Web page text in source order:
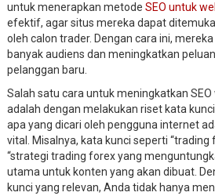
untuk menerapkan metode SEO untuk
efektif, agar situs mereka dapat
oleh calon trader. Dengan cara ini,
banyak audiens dan meningkatkan
pelanggan baru.
Salah satu cara untuk meningkatkan
adalah dengan melakukan riset kata
apa yang dicari oleh pengguna internet
vital. Misalnya, kata kunci seperti
“strategi trading forex yang
utama untuk konten yang akan dibuat.
kunci yang relevan, Anda tidak hanya